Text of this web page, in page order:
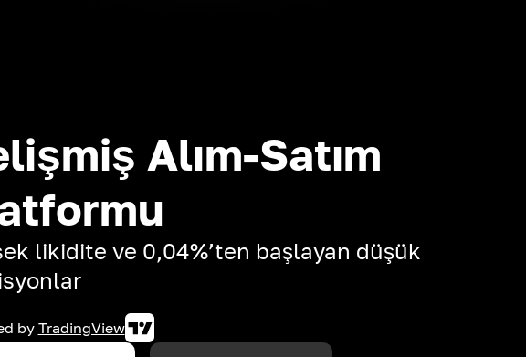
Alım-Satım
likidite ve 0,04%’ten başlayan düşük
by TradingView